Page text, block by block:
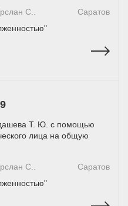
С..
Саратов
Т. Ю. с помощью
лица на общую
С..
Саратов